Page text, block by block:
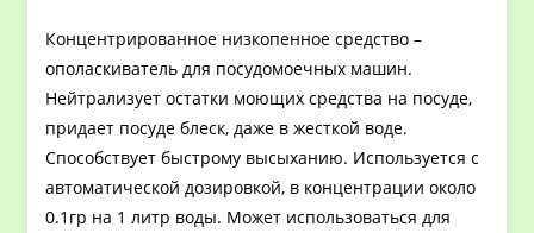
Концентрированное низкопенное средство –
ополаскиватель для посудомоечных машин.
Нейтрализует остатки моющих средства на посуде,
придает посуде блеск, даже в жесткой воде.
Способствует быстрому высыханию. Используется с
автоматической дозировкой, в концентрации около
0.1гр на 1 литр воды. Может использоваться для